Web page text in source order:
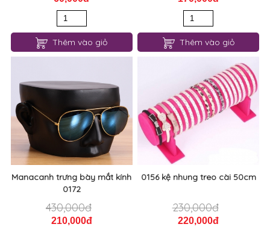
Thêm vào giỏ Thêm vào giỏ
Manacanh trưng bày mắt kính
0172
430,000đ
210,000đ
0156 kệ nhung treo cài 50cm
230,000đ
220,000đ